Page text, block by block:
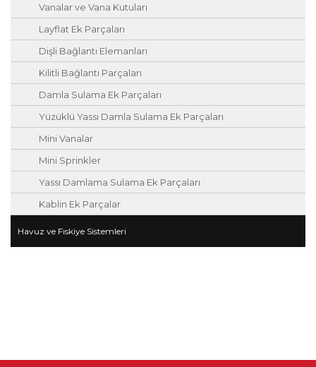
Vanalar ve Vana Kutuları
Layflat Ek Parçaları
Dişli Bağlantı Elemanları
Kilitli Bağlantı Parçaları
Damla Sulama Ek Parçaları
Yüzüklü Yassı Damla Sulama Ek Parçaları
Mini Vanalar
Mini Sprinkler
Yassı Damlama Sulama Ek Parçaları
Kablin Ek Parçalar
Havuz ve Fıskiye Sistemleri